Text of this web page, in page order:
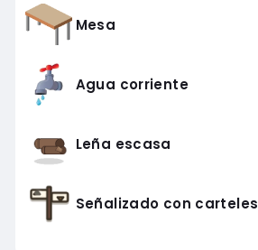
Mesa
Agua corriente
Leña escasa
Señalizado con carteles